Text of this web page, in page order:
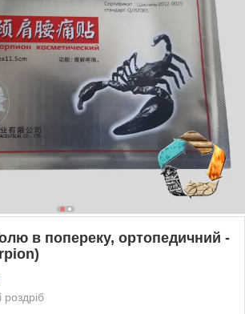
в попереку, ортопедичний -
роздріб